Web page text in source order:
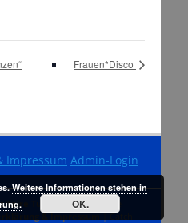
Frauen*Disco
Impressum Admin-Login
Tübingen . Alle Rechte
& Impressum| Catch
Weitere Informationen stehen in
OK.